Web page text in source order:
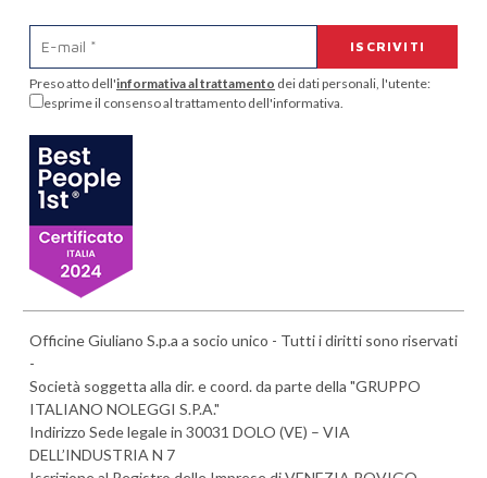
Preso atto dell'informativa al trattamento dei dati personali, l'utente:
esprime il consenso al trattamento dell'informativa.
Officine Giuliano S.p.a a socio unico - Tutti i diritti sono riservati
-
Società soggetta alla dir. e coord. da parte della "GRUPPO
ITALIANO NOLEGGI S.P.A."
Indirizzo Sede legale in 30031 DOLO (VE) – VIA
DELL’INDUSTRIA N 7